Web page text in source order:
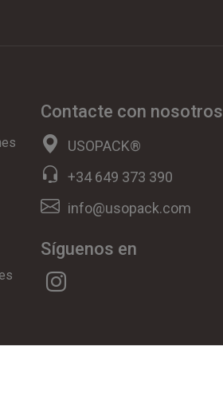
Contacte con nosotros
USOPACK®
+34 649 373 390
info@usopack.com
Síguenos en